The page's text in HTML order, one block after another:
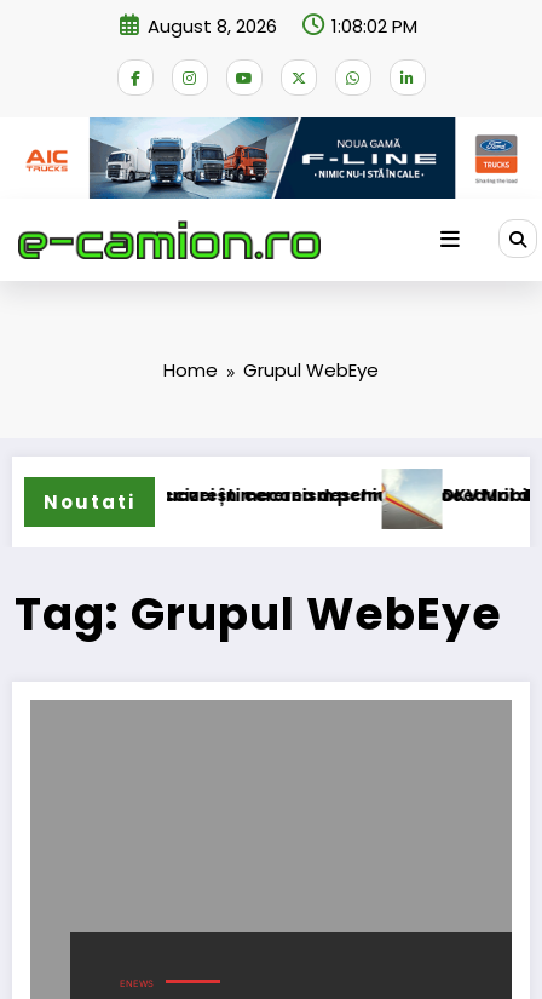
August 8, 2026 1:08:02 PM
Home Grupul WebEye
Noutati
în mecanism permanent
cererea deschiderii procedurii de insolvență
DKV Mobility și Shell își
Tag: Grupul WebEye
ENEWS